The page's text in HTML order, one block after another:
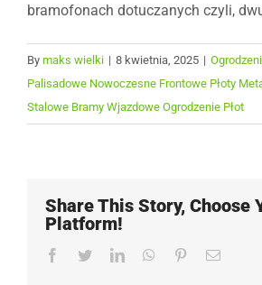
bramofonach dotuczanych czyli,
By maks wielki | 8 kwietnia, 2025 |
Palisadowe Nowoczesne Frontowe Płoty
Stalowe Bramy Wjazdowe Ogrodzenie Płot
Share This Story, Choose
Platform!
Facebook
TwitterLinkedInWhatsApp
PinterestEmail